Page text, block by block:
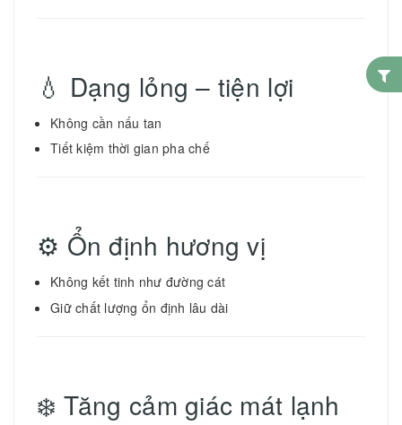
💧 Dạng lỏng – tiện lợi
Không cần nấu tan
Tiết kiệm thời gian pha chế
⚙️ Ổn định hương vị
Không kết tinh như đường cát
Giữ chất lượng ổn định lâu dài
❄️ Tăng cảm giác mát lạnh